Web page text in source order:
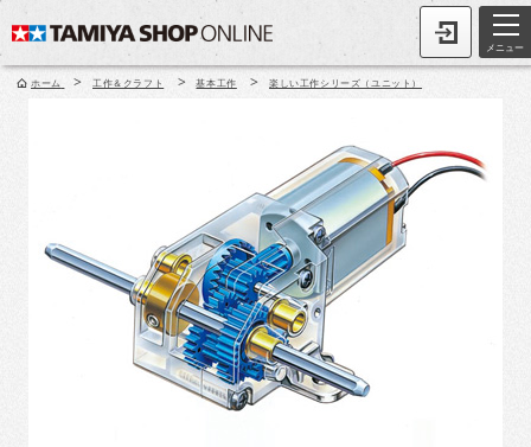
メニュー
ホーム > 工作＆クラフト > 基本工作 > 楽しい工作シリーズ（ユニット）